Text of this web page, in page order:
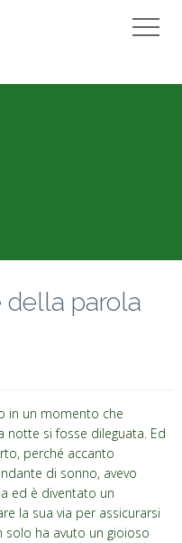
della parola
in un momento che
notte si fosse dileguata. Ed
perché accanto
di sonno, avevo
ed è diventato un
la sua via per assicurarsi
solo ha avuto un gioioso